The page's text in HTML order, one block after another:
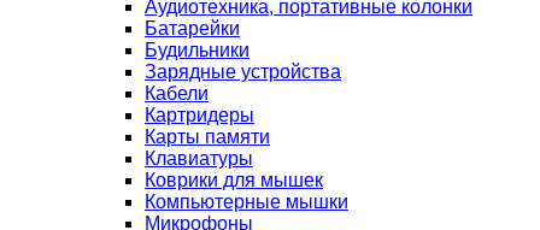
Аудиотехника, портативные колонки
Батарейки
Будильники
Зарядные устройства
Кабели
Картридеры
Карты памяти
Клавиатуры
Коврики для мышек
Компьютерные мышки
Микрофоны